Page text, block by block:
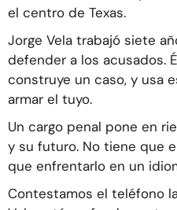
el centro de Texas.
Jorge Vela trabajó siete
defender a los acusados.
construye un caso, y usa
armar el tuyo.
Un cargo penal pone en
y su futuro. No tiene que
que enfrentarlo en un
Contestamos el teléfono